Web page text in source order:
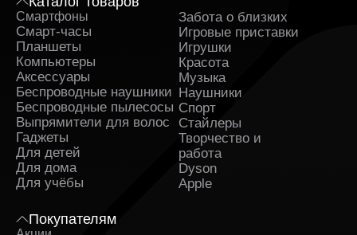
· ТЦ «Central Park», ул. Карла Маркса 6, 1 этаж;
· ТРЦ «Пушкинский», ул. Ленина, 30, 1 этаж;
· ТЦ «Европа», проспект Дружбы, 9А, 1 этаж.
Заказывайте MacBook Air 15 на сайте iSpace-shop.ru с
доставкой или забирайте устройство в любом
удобном для вас магазине. Мы обеспечиваем
гарантию и высокий уровень обслуживания. Сделайте
выбор в пользу передовых технологий Apple —
выбирайте MacBook Air 15 в iSpace уже сегодня. Ваш
идеальный рабочий инструмент ждет вас в iSpace!
Смартфоны
Смарт-часы
Планшеты
Компьютеры
Аксессуары
Беспроводные наушники
Беспроводные пылесосы
Выпрямители для волос
Гаджеты
Для детей
Для дома
Для учёбы
Забота о близких
Игровые приставки
Игрушки
Красота
Музыка
Наушники
Спорт
Стайлеры
Творчество и
работа
Dyson
Apple
Покупателям